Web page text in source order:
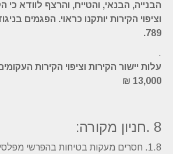
הבנייה, הבנאי, והטייח, והרצף לוודא כי
וציפוי הקירות יותקנו כראוי. הפגמים
789.
.
עלות יישור הקירות וציפוי הקירות
13,000 ₪
8 .חניון מקורה:
1.8. חסרים מעקות בטיחות בהפרשי